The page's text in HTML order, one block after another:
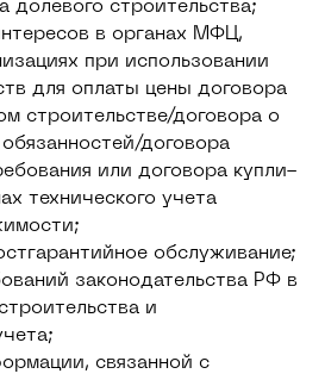
долевого строительства;
в органах МФЦ,
при использовании
для оплаты цены договора
строительстве/договора о
договора
или договора купли-
технического учета
обслуживание;
законодательства РФ в
и
связанной с